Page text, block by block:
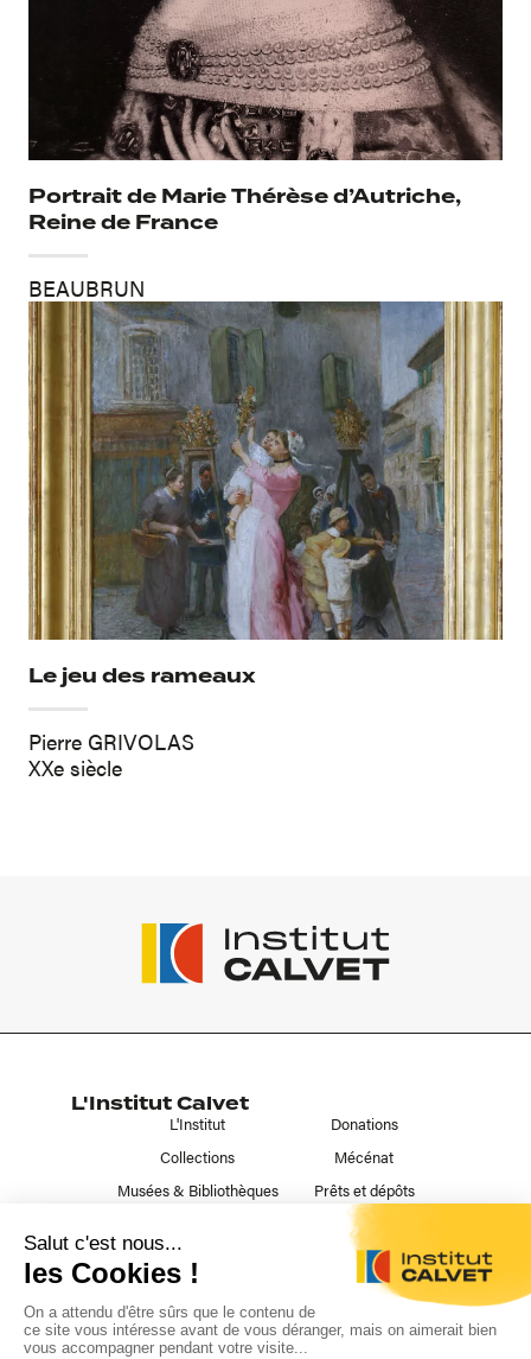
Portrait de Marie Thérèse d’Autriche,
Reine de France
BEAUBRUN
Le jeu des rameaux
Pierre GRIVOLAS
XXe siècle
L'Institut Calvet
L'Institut
Collections
Musées & Bibliothèques
Donations
Mécénat
Prêts et dépôts
Liens utiles
Nous suivre